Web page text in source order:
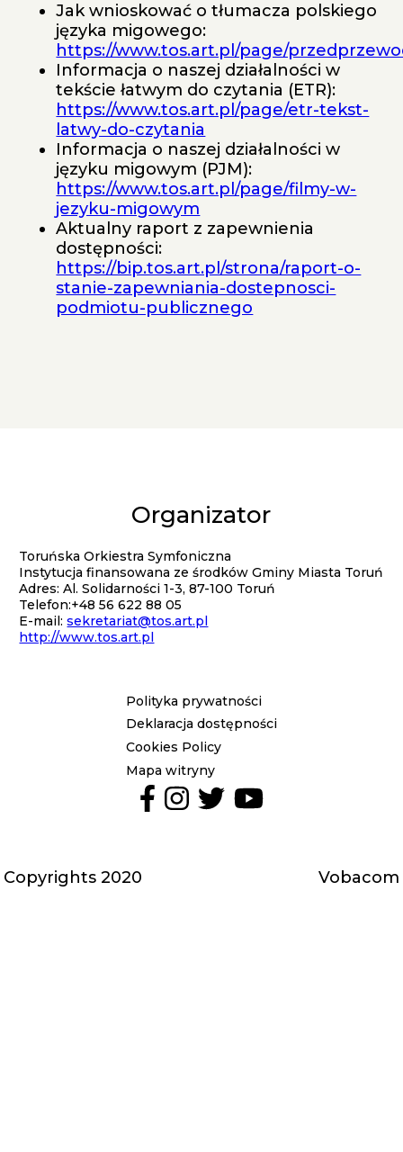
Jak wnioskować o tłumacza polskiego
języka migowego:
https://www.tos.art.pl/page/
Informacja o naszej działalności w
tekście łatwym do czytania (ETR):
https://www.tos.art.pl/page/etr-tekst-
latwy-do-czytania
Informacja o naszej działalności w
języku migowym (PJM):
https://www.tos.art.pl/page/filmy-w-
jezyku-migowym
Aktualny raport z zapewnienia
dostępności:
https://bip.tos.art.pl/strona/raport-o-
stanie-zapewniania-dostepnosci-
podmiotu-publicznego
Organizator
Toruńska Orkiestra Symfoniczna
Instytucja finansowana ze środków Gminy Miasta Toruń
Adres: Al. Solidarności 1-3, 87-100 Toruń
Telefon:+48 56 622 88 05
E-mail:sekretariat@tos.art.pl
http://www.tos.art.pl
Menu
stopka
Polityka prywatności
Deklaracja dostępności
Cookies Policy
Mapa witryny
Media
-
Copyrights 2020 Vobacom